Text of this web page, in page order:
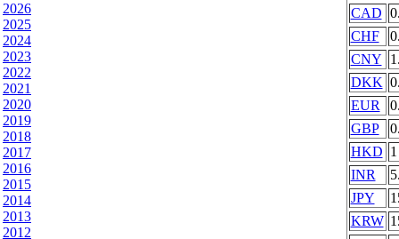
2026
2025
2024
2023
2022
2021
2020
2019
2018
2017
2016
2015
2014
2013
2012
CAD
CHF
CNY
DKK
EUR
GBP
HKD 1
INR
JPY
KRW